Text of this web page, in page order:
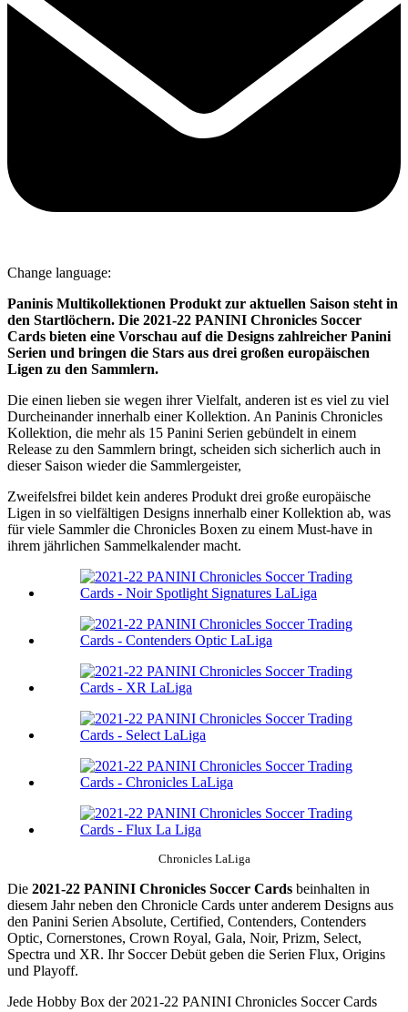
Change language:
Paninis Multikollektionen Produkt zur aktuellen Saison steht in
den Startlöchern. Die 2021-22 PANINI Chronicles Soccer
Cards bieten eine Vorschau auf die Designs zahlreicher Panini
Serien und bringen die Stars aus drei großen europäischen
Ligen zu den Sammlern.
Die einen lieben sie wegen ihrer Vielfalt, anderen ist es viel zu viel
Durcheinander innerhalb einer Kollektion. An Paninis Chronicles
Kollektion, die mehr als 15 Panini Serien gebündelt in einem
Release zu den Sammlern bringt, scheiden sich sicherlich auch in
dieser Saison wieder die Sammlergeister,
Zweifelsfrei bildet kein anderes Produkt drei große europäische
Ligen in so vielfältigen Designs innerhalb einer Kollektion ab, was
für viele Sammler die Chronicles Boxen zu einem Must-have in
ihrem jährlichen Sammelkalender macht.
Chronicles LaLiga
Die 2021-22 PANINI Chronicles Soccer Cards beinhalten in
diesem Jahr neben den Chronicle Cards unter anderem Designs aus
den Panini Serien Absolute, Certified, Contenders, Contenders
Optic, Cornerstones, Crown Royal, Gala, Noir, Prizm, Select,
Spectra und XR. Ihr Soccer Debüt geben die Serien Flux, Origins
und Playoff.
Jede Hobby Box der 2021-22 PANINI Chronicles Soccer Cards